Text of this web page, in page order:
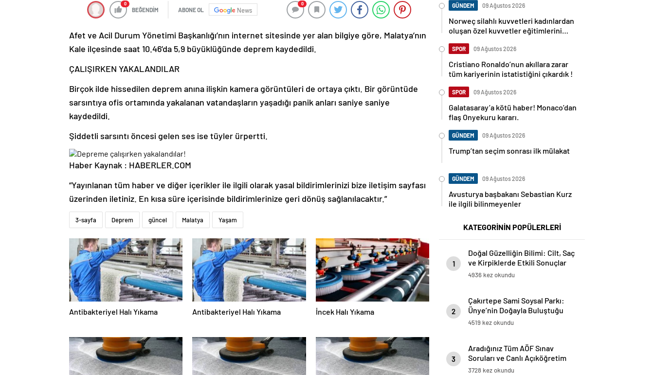
0
BEĞENDİM ABONE OL News
0
Afet ve Acil Durum Yönetimi Başkanlığı’nın internet sitesinde yer alan bilgiye göre, Malatya’nın
Kale ilçesinde saat 10.46’da 5,9 büyüklüğünde deprem kaydedildi.
ÇALIŞIRKEN YAKALANDILAR
Birçok ilde hissedilen deprem anına ilişkin kamera görüntüleri de ortaya çıktı. Bir görüntüde
sarsıntıya ofis ortamında yakalanan vatandaşların yaşadığı panik anları saniye saniye
kaydedildi.
Şiddetli sarsıntı öncesi gelen ses ise tüyler ürpertti.
Haber Kaynak : HABERLER.COM
“Yayınlanan tüm haber ve diğer içerikler ile ilgili olarak yasal bildirimlerinizi bize iletişim sayfası
üzerinden iletiniz. En kısa süre içerisinde bildirimlerinize geri dönüş sağlanılacaktır.”
3-sayfa Deprem güncel Malatya Yaşam
Antibakteriyel Halı Yıkama Antibakteriyel Halı Yıkama İncek Halı Yıkama
GÜNDEM 09 Ağustos 2026
Norweç silahlı kuvvetleri kadınlardan
oluşan özel kuvvetler eğitimlerini
SPOR 09 Ağustos 2026
Cristiano Ronaldo’nun akıllara zarar
tüm kariyerinin istatistiğini çıkardık !
SPOR 09 Ağustos 2026
Galatasaray’a kötü haber! Monaco’dan
flaş Onyekuru kararı.
GÜNDEM 09 Ağustos 2026
Trump’tan seçim sonrası ilk mülakat
GÜNDEM 09 Ağustos 2026
Avusturya başbakanı Sebastian Kurz
ile ilgili bilinmeyenler
KATEGORİNİN POPÜLERLERİ
1
Doğal Güzelliğin Bilimi: Cilt, Saç
ve Kirpiklerde Etkili Sonuçlar
4936 kez okundu
2
Çakırtepe Sami Soysal Parkı:
Ünye’nin Doğayla Buluştuğu
Eşsiz Seyir Terası
4519 kez okundu
3
Aradığınız Tüm AÖF Sınav
Soruları ve Canlı Açıköğretim
Forumu Burada
3728 kez okundu